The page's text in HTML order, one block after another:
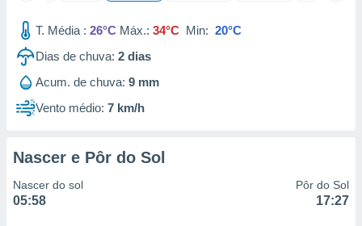
1199
T. Média : 26°C Máx.: 34°C Min: 20°C
Dias de chuva: 2 dias
Acum. de chuva: 9 mm
Vento médio: 7 km/h
Nascer e Pôr do Sol
Nascer do sol
05:58
Pôr do Sol
17:27